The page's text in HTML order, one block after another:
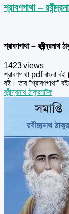
শ্রাবণগাথা –
শ্রাবণগাথা – রবীন্দ্রনাথ
1423 views
শ্রাবণগাথা pdf বাংলা
বই। তার “শ্রাবণগাথা”
রবীন্দ্রনাথ ঠাকুরনাটক